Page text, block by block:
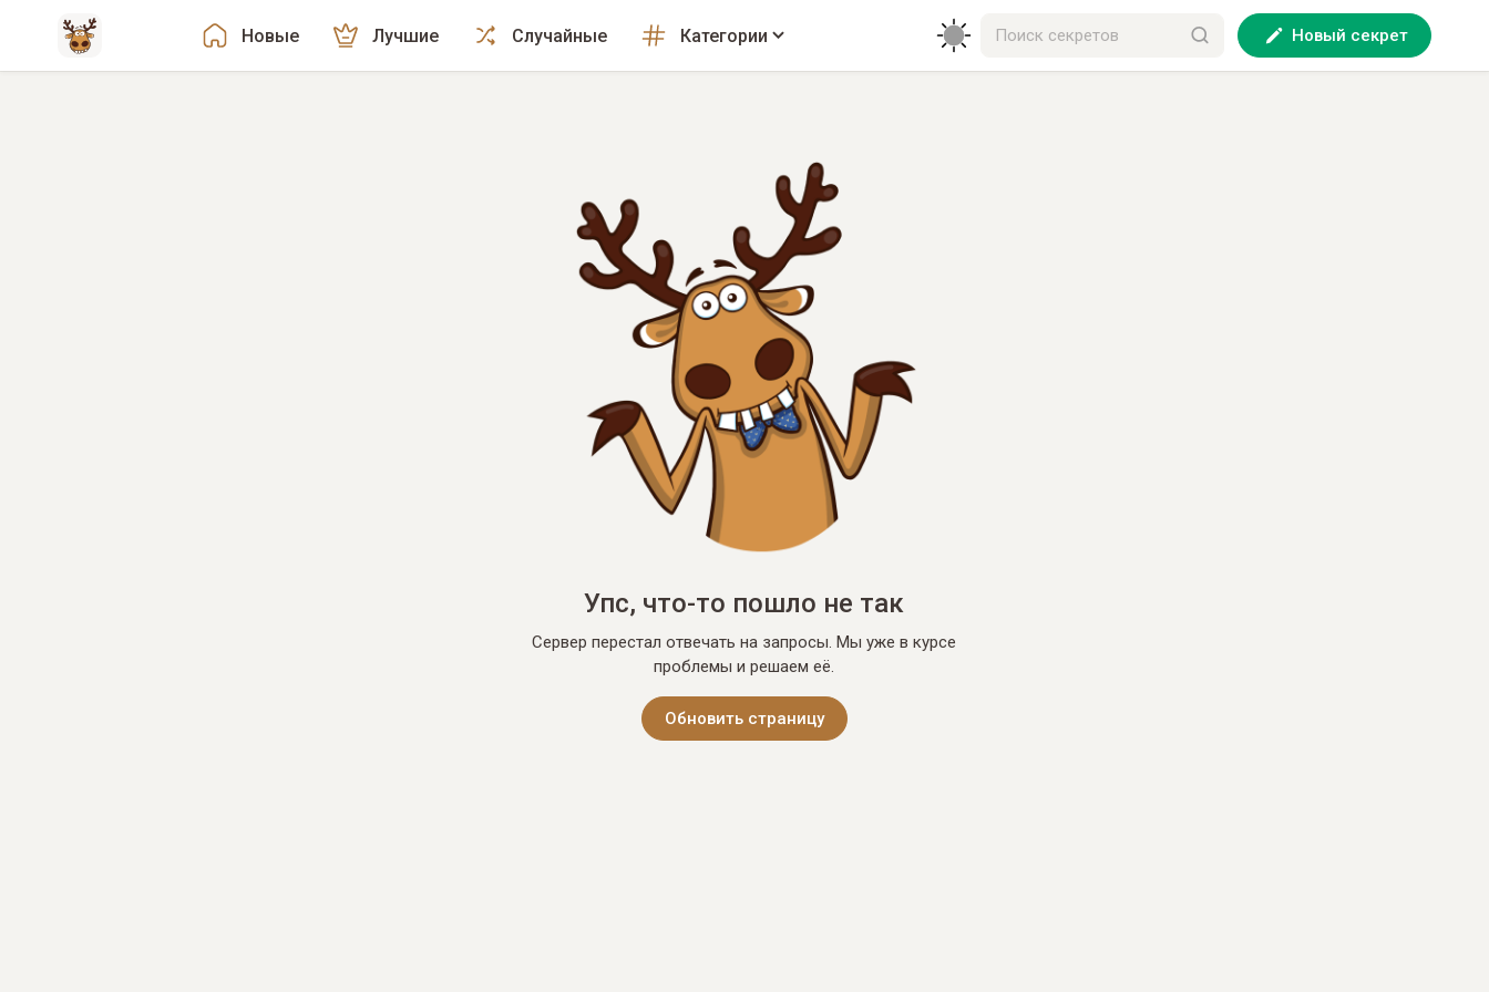
Новые Лучшие Случайные Категории Новый секрет
Упс, что-то пошло не так
Сервер перестал отвечать на запросы. Мы уже в курсе
проблемы и решаем её.
Обновить страницу